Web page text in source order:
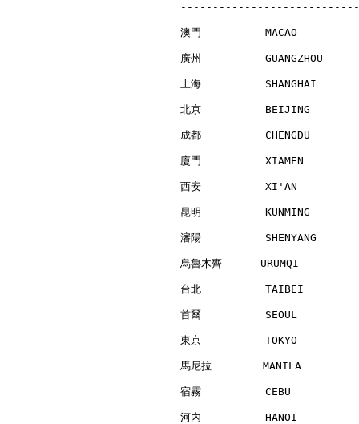
澳門          MACAO
廣州
上海          SHANGHAI
北京          BEIJING
成都          CHENGDU
廈門          XIAMEN
西安          XI'AN
昆明          KUNMING
瀋陽          SHENYANG
烏魯木齊      URUMQI
台北          TAIBEI
首爾          SEOUL
東京          TOKYO
馬尼拉        MANILA
宿霧          CEBU
河內          HANOI